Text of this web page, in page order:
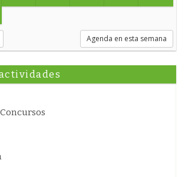
Agenda en esta semana